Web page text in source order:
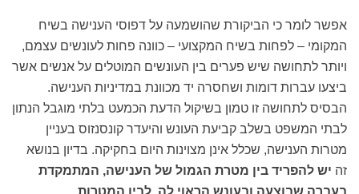
אפשר לומר כי הביקורת שהושמעה על דפוסי הענישה בשיח
המקומי – לפחות בשיח המקצועי – כוונה פחות לעונשים עצמם,
ויותר לתחושה שיש פערים בין העונשים המוטלים על אנשים אשר
ביצעו עברות דומות ושחסרה יד מכוונת במדיניות הענישה.
הבסיס לתחושה זו טמון בשיקול הדעת הכמעט בלתי מוגבל הנתון
לבתי המשפט בשלב קביעת העונש והיעדר קונסנזוס בעניין
מטרות הענישה, שכלל אינן מצוינות היום בחקיקה. בדיון בנושא
זה יש להפריד בין מטרת הגמול של הענישה, המתמקדת
בעברה שבוצעה ובעונש הראוי לה, לבין המטרות